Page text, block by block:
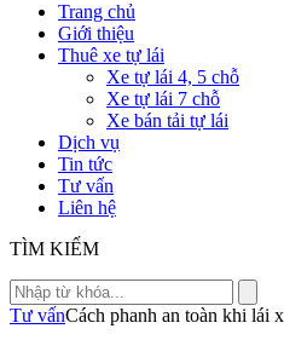
Trang chủ
Giới thiệu
Thuê xe tự lái
Xe tự lái 4, 5 chỗ
Xe tự lái 7 chỗ
Xe bán tải tự lái
Dịch vụ
Tin tức
Tư vấn
Liên hệ
TÌM KIẾM
Tư vấnCách phanh an toàn khi lái